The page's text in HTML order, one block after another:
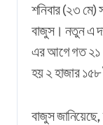
শনিবার (২৩ মে)
বাজুস। নতুন এ
এর আগে গত ২১
হয় ২ হাজার ১৫৮
বাজুস জানিয়েছে,